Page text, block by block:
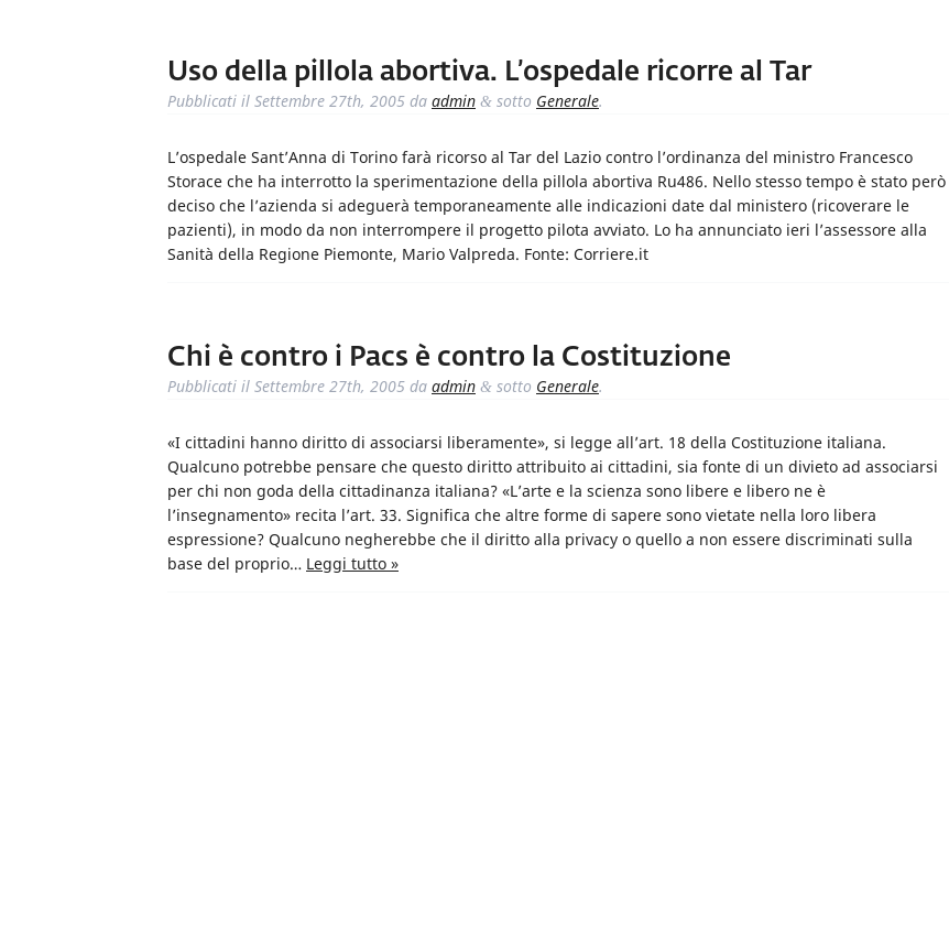
Uso della pillola abortiva. L’ospedale ricorre al Tar
Pubblicati il Settembre 27th, 2005 da admin & sotto Generale.
L’ospedale Sant’Anna di Torino farà ricorso al Tar del Lazio contro l’ordinanza del ministro Francesco
Storace che ha interrotto la sperimentazione della pillola abortiva Ru486. Nello stesso tempo è stato però
deciso che l’azienda si adeguerà temporaneamente alle indicazioni date dal ministero (ricoverare le
pazienti), in modo da non interrompere il progetto pilota avviato. Lo ha annunciato ieri l’assessore alla
Sanità della Regione Piemonte, Mario Valpreda. Fonte: Corriere.it
Chi è contro i Pacs è contro la Costituzione
Pubblicati il Settembre 27th, 2005 da admin & sotto Generale.
«I cittadini hanno diritto di associarsi liberamente», si legge all’art. 18 della Costituzione italiana.
Qualcuno potrebbe pensare che questo diritto attribuito ai cittadini, sia fonte di un divieto ad associarsi
per chi non goda della cittadinanza italiana? «L’arte e la scienza sono libere e libero ne è
l’insegnamento» recita l’art. 33. Significa che altre forme di sapere sono vietate nella loro libera
espressione? Qualcuno negherebbe che il diritto alla privacy o quello a non essere discriminati sulla
base del proprio… Leggi tutto »